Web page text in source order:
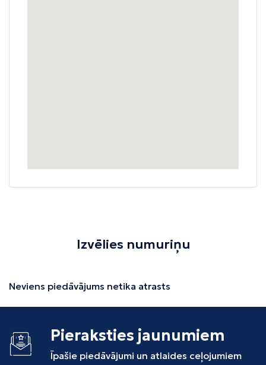
Izvēlies numuriņu
Neviens piedāvājums netika atrasts
Pieraksties jaunumiem
Īpašie piedāvājumi un atlaides ceļojumiem